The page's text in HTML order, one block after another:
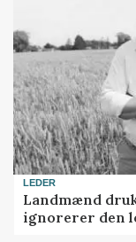
LEDER
Landmænd
ignorerer den